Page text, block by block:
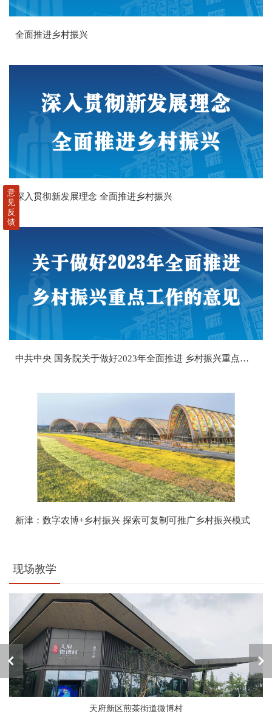
全面推进乡村振兴
深入贯彻新发展理念 全面推进乡村振兴
中共中央 国务院关于做好2023年全面推进 乡村振兴重点工作的意见
新津：数字农博+乡村振兴 探索可复制可推广乡村振兴模式
现场教学
天府新区煎茶街道微博村
意
见
反
馈